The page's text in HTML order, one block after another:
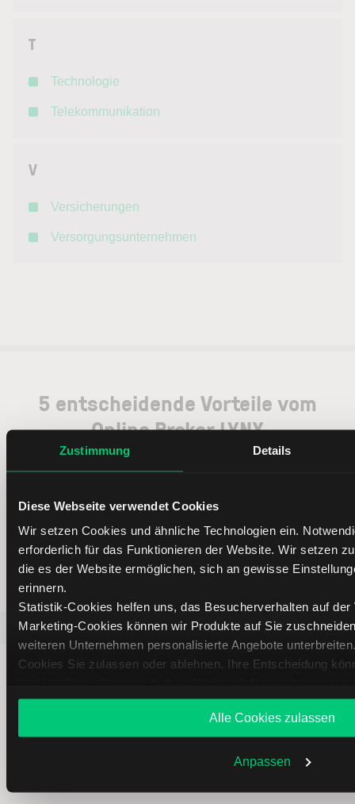
Zustimmung Details
Diese Webseite verwendet Cookies
Wir setzen Cookies und ähnliche Technologien ein.
erforderlich für das Funktionieren der Website. Wir setzen
die es der Website ermöglichen, sich an gewisse
erinnern.
Statistik-Cookies helfen uns, das Besucherverhalten auf
Marketing-Cookies können wir Produkte auf Sie
weiteren Unternehmen personalisierte Angebote
Cookies Sie zulassen oder ablehnen. Ihre Entscheidung
Alle Cookies zulassen
Anpassen
T
Technologie
Telekommunikation
V
Versicherungen
Versorgungsunternehmen
5 entscheidende Vorteile vom
Online Broker LYNX
Weltweites Handeln
Beliebt ETR:PLUN Aktien im
Immer up to date – mit unseren